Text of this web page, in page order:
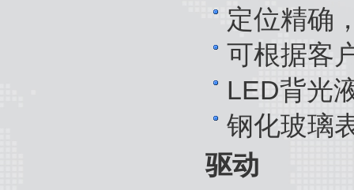
定位精确
可根据客
LED背光
钢化玻璃
驱动